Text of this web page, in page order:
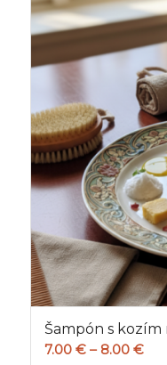
Šampón s
7.00 € – 8.00 €